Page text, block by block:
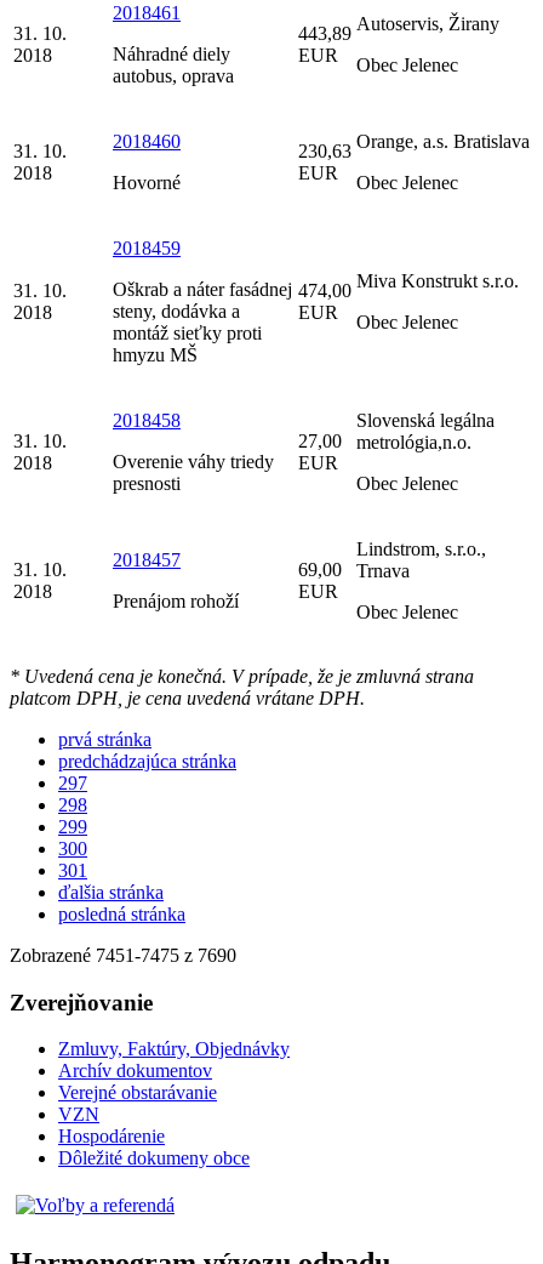
31. 10.
2018
2018461
Náhradné diely
autobus, oprava
443,89
EUR
Autoservis, Žirany
Obec Jelenec
31. 10.
2018
2018460
Hovorné
230,63
EUR
Orange, a.s. Bratislava
Obec Jelenec
31. 10.
2018
2018459
Oškrab a náter fasádnej
steny, dodávka a
montáž sieťky proti
hmyzu MŠ
474,00
EUR
Miva Konstrukt s.r.o.
Obec Jelenec
31. 10.
2018
2018458
Overenie váhy triedy
presnosti
27,00
EUR
Slovenská legálna
metrológia,n.o.
Obec Jelenec
31. 10.
2018
2018457
Prenájom rohoží
69,00
EUR
Lindstrom, s.r.o.,
Trnava
Obec Jelenec
* Uvedená cena je konečná. V prípade, že je zmluvná strana
platcom DPH, je cena uvedená vrátane DPH.
prvá stránka
predchádzajúca stránka
297
298
299
300
301
ďalšia stránka
posledná stránka
Zobrazené 7451-7475 z 7690
Zverejňovanie
Zmluvy, Faktúry, Objednávky
Archív dokumentov
Verejné obstarávanie
VZN
Hospodárenie
Dôležité dokumeny obce